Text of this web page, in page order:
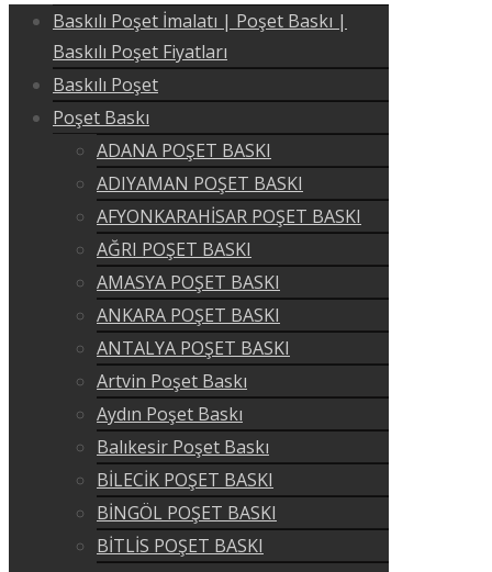
Baskılı Poşet İmalatı | Poşet Baskı |
Baskılı Poşet Fiyatları
Baskılı Poşet
Poşet Baskı
ADANA POŞET BASKI
ADIYAMAN POŞET BASKI
AFYONKARAHİSAR POŞET BASKI
AĞRI POŞET BASKI
AMASYA POŞET BASKI
ANKARA POŞET BASKI
ANTALYA POŞET BASKI
Artvin Poşet Baskı
Aydın Poşet Baskı
Balıkesir Poşet Baskı
BİLECİK POŞET BASKI
BİNGÖL POŞET BASKI
BİTLİS POŞET BASKI